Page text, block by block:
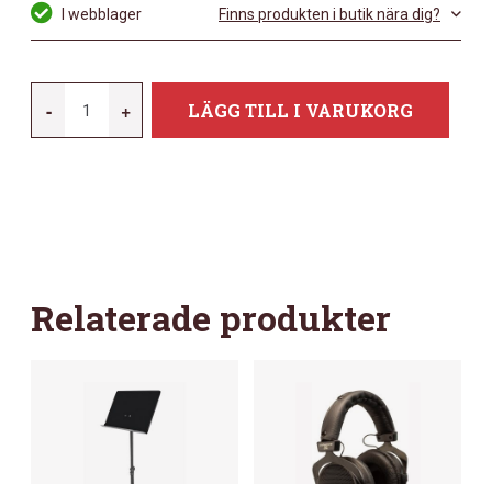
I webblager Finns produkten i butik nära dig?
- + LÄGG TILL I VARUKORG
Relaterade produkter